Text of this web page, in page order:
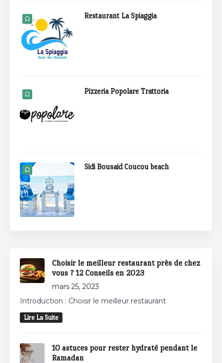
Restaurant La Spiaggia
Pizzeria Popolare Trattoria
Sidi Bousaid Coucou beach
Choisir le meilleur restaurant près de chez
vous ? 12 Conseils en 2023
mars 25, 2023
Introduction : Choisir le meilleur restaurant
Lire La Suite
10 astuces pour rester hydraté pendant le
Ramadan